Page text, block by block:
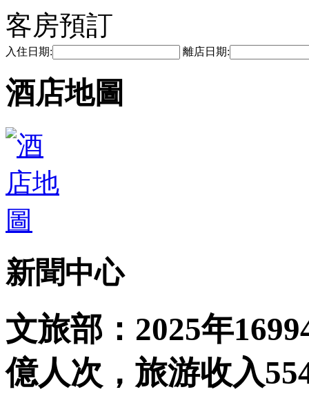
客房預訂
入住日期: 離店日期:
酒店地圖
新聞中心
文旅部：2025年
億人次，旅游收入